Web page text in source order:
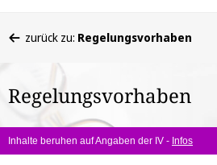
befinden
hier:
zurück zu: Regelungsvorhaben
Regelungsvorhaben
Inhalte beruhen auf Angaben der IV - Infos